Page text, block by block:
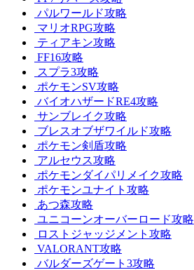
パルワールド攻略
マリオRPG攻略
ティアキン攻略
FF16攻略
スプラ3攻略
ポケモンSV攻略
バイオハザードRE4攻略
サンブレイク攻略
ブレスオブザワイルド攻略
ポケモン剣盾攻略
アルセウス攻略
ポケモンダイパリメイク攻略
ポケモンユナイト攻略
あつ森攻略
ユニコーンオーバーロード攻略
ロストジャッジメント攻略
VALORANT攻略
バルダーズゲート3攻略